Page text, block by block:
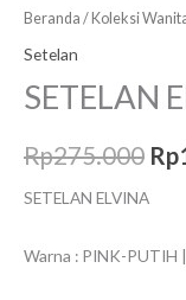
Beranda / Koleksi
Setelan
SETELAN
Rp275.000 Rp
SETELAN ELVINA
Warna : PINK-